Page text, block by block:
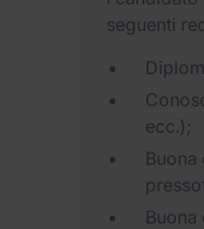
seguenti
ecc.);